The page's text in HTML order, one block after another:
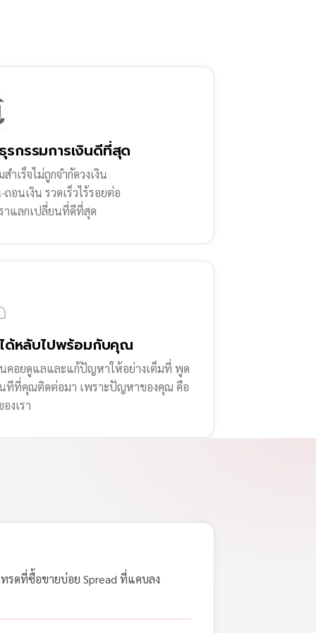
กรรมการเงินดีที่สุด
ำเร็จไม่ถูกจำกัดวงเงิน
ถอนเงิน รวดเร็วไร้รอยต่อ
าแลกเปลี่ยนที่ดีที่สุด
ได้หลับไปพร้อมกับคุณ
คอยดูแลและแก้ปัญหาให้อย่างเต็มที่ พูด
ทีที่คุณติดต่อมา เพราะปัญหาของคุณ คือ
งเรา
รดที่ซื้อขายบ่อย Spread ที่แคบลง